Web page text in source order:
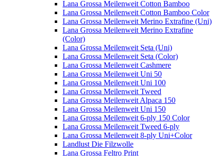
Lana Grossa Meilenweit Cotton Bamboo
Lana Grossa Meilenweit Cotton Bamboo Color
Lana Grossa Meilenweit Merino Extrafine (Uni)
Lana Grossa Meilenweit Merino Extrafine
(Color)
Lana Grossa Meilenweit Seta (Uni)
Lana Grossa Meilenweit Seta (Color)
Lana Grossa Meilenweit Cashmere
Lana Grossa Meilenweit Uni 50
Lana Grossa Meilenweit Uni 100
Lana Grossa Meilenweit Tweed
Lana Grossa Meilenweit Alpaca 150
Lana Grossa Meilenweit Uni 150
Lana Grossa Meilenweit 6-ply 150 Color
Lana Grossa Meilenweit Tweed 6-ply
Lana Grossa Meilenweit 8-ply Uni+Color
Landlust Die Filzwolle
Lana Grossa Feltro Print